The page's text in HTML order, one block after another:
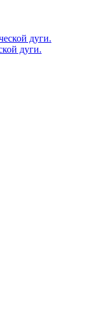
дуги.